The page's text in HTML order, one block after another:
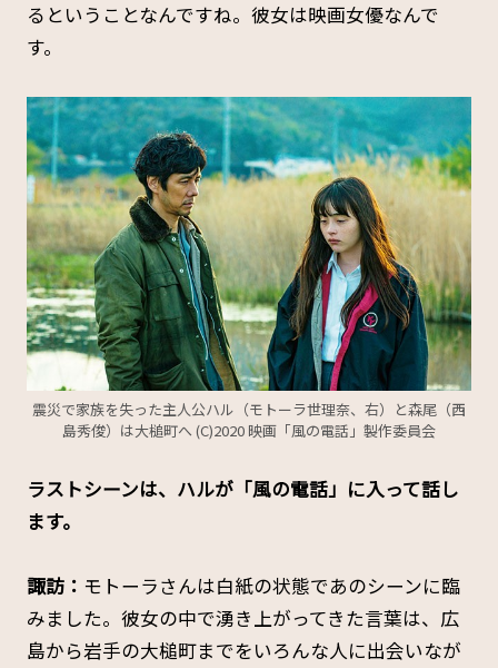
るということなんですね。彼女は映画女優なんで
す。
震災で家族を失った主人公ハル（モトーラ世理奈、右）と森尾（西
島秀俊）は大槌町へ (C)2020 映画「風の電話」製作委員会
――ラストシーンは、ハルが「風の電話」に入って話し
ます。
諏訪： モトーラさんは白紙の状態であのシーンに臨
みました。彼女の中で湧き上がってきた言葉は、広
島から岩手の大槌町までをいろんな人に出会いなが